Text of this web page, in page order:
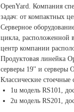
OpenYard. Компания
задач: от компактных
Серверное
цикла, расположенной
центр компании
Продуктовая линейка
серверы 19'' и серверы
Классические стоечные
1u модель RS101,
2u модель RS201,